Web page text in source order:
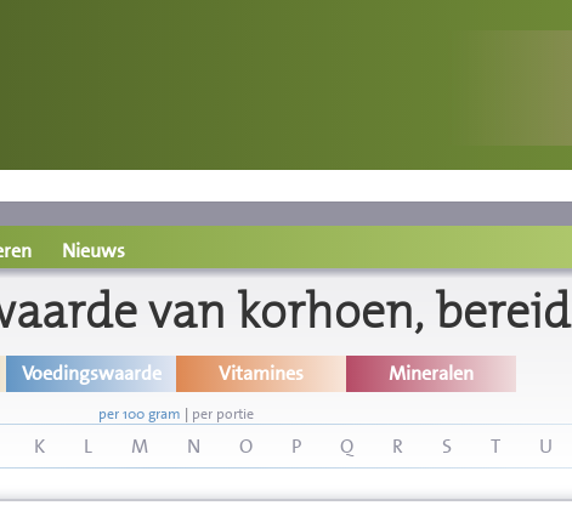
Nieuws
van korhoen, bereid
Voedingswaarde Vitamines Mineralen
per 100 gram | per portie
K L M N O P Q R S T U